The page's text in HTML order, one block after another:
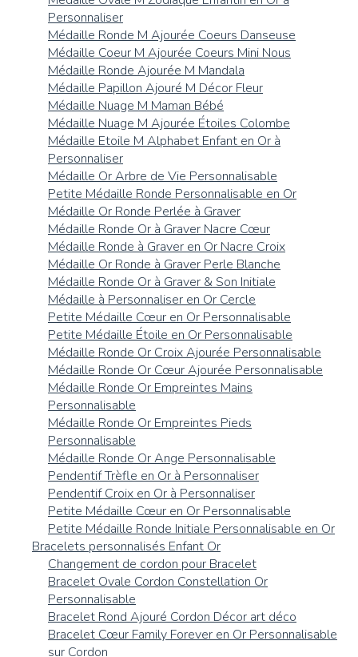
Personnaliser
Médaille Ronde M Ajourée Coeurs Danseuse
Médaille Coeur M Ajourée Coeurs Mini Nous
Médaille Ronde Ajourée M Mandala
Médaille Papillon Ajouré M Décor Fleur
Médaille Nuage M Maman Bébé
Médaille Nuage M Ajourée Étoiles Colombe
Médaille Etoile M Alphabet Enfant en Or à
Personnaliser
Médaille Or Arbre de Vie Personnalisable
Petite Médaille Ronde Personnalisable en Or
Médaille Or Ronde Perlée à Graver
Médaille Ronde Or à Graver Nacre Cœur
Médaille Ronde à Graver en Or Nacre Croix
Médaille Or Ronde à Graver Perle Blanche
Médaille Ronde Or à Graver & Son Initiale
Médaille à Personnaliser en Or Cercle
Petite Médaille Cœur en Or Personnalisable
Petite Médaille Étoile en Or Personnalisable
Médaille Ronde Or Croix Ajourée Personnalisable
Médaille Ronde Or Cœur Ajourée Personnalisable
Médaille Ronde Or Empreintes Mains
Personnalisable
Médaille Ronde Or Empreintes Pieds
Personnalisable
Médaille Ronde Or Ange Personnalisable
Pendentif Trèfle en Or à Personnaliser
Pendentif Croix en Or à Personnaliser
Petite Médaille Cœur en Or Personnalisable
Petite Médaille Ronde Initiale Personnalisable en Or
Bracelets personnalisés Enfant Or
Changement de cordon pour Bracelet
Bracelet Ovale Cordon Constellation Or
Personnalisable
Bracelet Rond Ajouré Cordon Décor art déco
Bracelet Cœur Family Forever en Or Personnalisable
sur Cordon